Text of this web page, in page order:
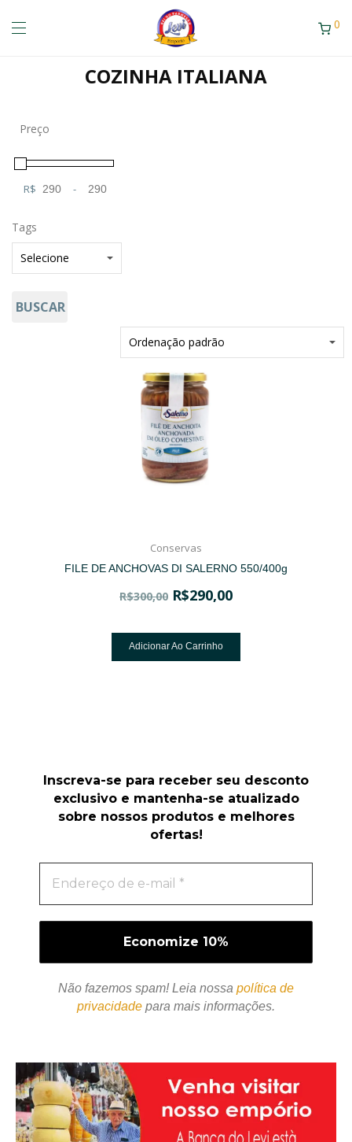
0
COZINHA ITALIANA
Preço
R$ -
Tags
BUSCAR
Conservas
FILE DE ANCHOVAS DI SALERNO 550/400g
R$300,00 R$290,00
Adicionar Ao Carrinho
Inscreva-se para receber seu desconto
exclusivo e mantenha-se atualizado
sobre nossos produtos e melhores
ofertas!
Não fazemos spam! Leia nossa política de
privacidade para mais informações.